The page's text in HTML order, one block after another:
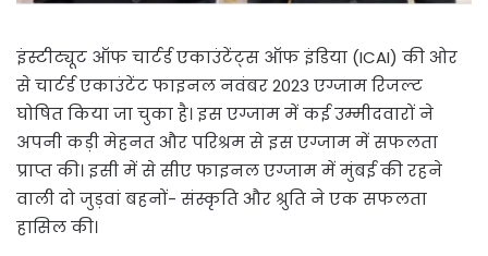
इंस्टीट्यूट ऑफ चार्टर्ड एकाउंटेंट्स ऑफ इंडिया (ICAI) की ओर
से चार्टर्ड एकाउंटेंट फाइनल नवंबर 2023 एग्जाम रिजल्ट
घोषित किया जा चुका है। इस एग्जाम में कई उम्मीदवारों ने
अपनी कड़ी मेहनत और परिश्रम से इस एग्जाम में सफलता
प्राप्त की। इसी में से सीए फाइनल एग्जाम में मुंबई की रहने
वाली दो जुड़वां बहनों- संस्कृति और श्रुति ने एक सफलता
हासिल की।